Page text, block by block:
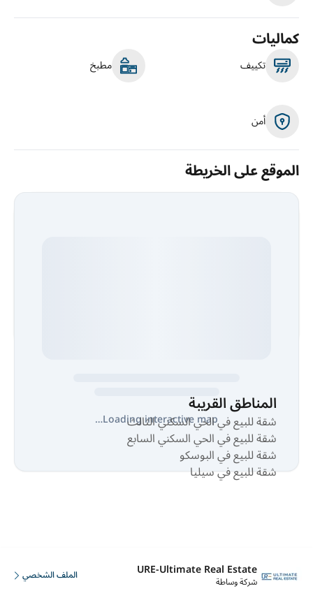
كماليات
تكييف مطبخ
أمن
الموقع على الخريطة
Loading interactive map…
المناطق القريبة
شقة للبيع في الحي السكني الثالث
شقة للبيع في الحي السكني السابع
شقة للبيع في البوسكو
شقة للبيع في سيليا
URE-Ultimate Real Estate
شركة وساطة الملف الشخصي